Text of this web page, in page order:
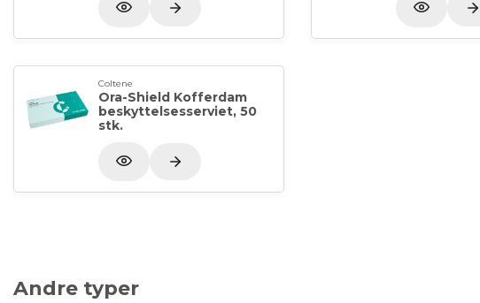
Coltene
Ora-Shield Kofferdam
beskyttelsesserviet, 50
stk.
Andre typer